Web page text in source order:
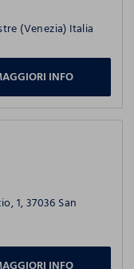
(Venezia) Italia
INFO
1, 37036 San